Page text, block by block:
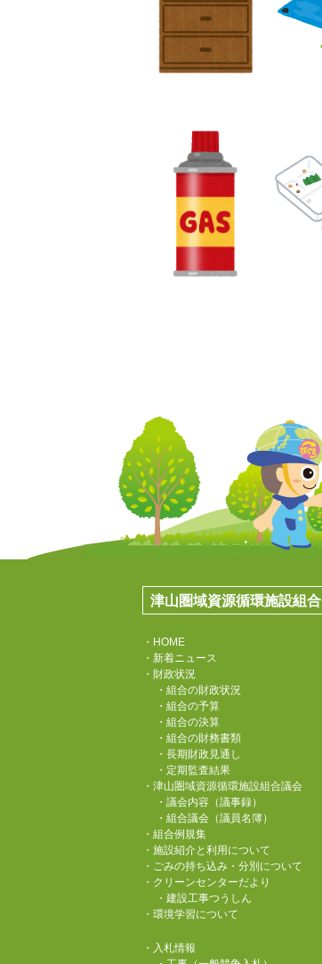
津山圏域資源循環施設組合
・HOME
・新着ニュース
・財政状況
・組合の財政状況
・組合の予算
・組合の決算
・組合の財務書類
・長期財政見通し
・定期監査結果
・津山圏域資源循環施設組合議会
・議会内容（議事録）
・組合議会（議員名簿）
・組合例規集
・施設紹介と利用について
・ごみの持ち込み・分別について
・クリーンセンターだより
・建設工事つうしん
・環境学習について
・入札情報